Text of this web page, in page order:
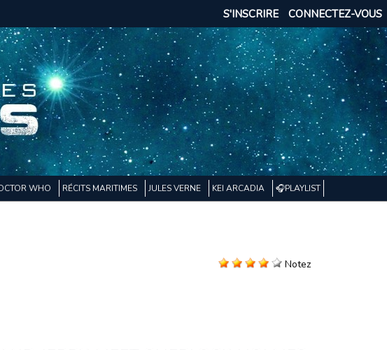
CONNECTEZ-VOUS
S'INSCRIRE
WHO RÉCITS MARITIMES JULES VERNE KEI ARCADIA 🎧PLAYLIST
Notez